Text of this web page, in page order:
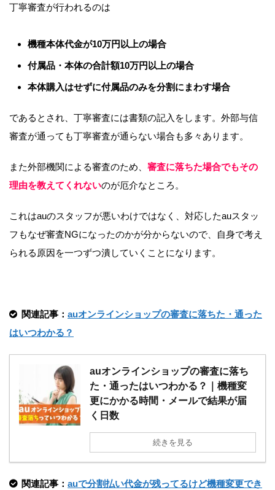
丁寧審査が行われるのは
機種本体代金が10万円以上の場合
付属品・本体の合計額10万円以上の場合
本体購入はせずに付属品のみを分割にまわす場合
であるとされ、丁寧審査には書類の記入をします。外部与信
審査が通っても丁寧審査が通らない場合も多々あります。
また外部機関による審査のため、 審査に落ちた場合でもその
理由を教えてくれないのが厄介なところ。
これはauのスタッフが悪いわけではなく、対応したauスタッ
フもなぜ審査NGになったのかが分からないので、自身で考え
られる原因を一つずつ潰していくことになります。
関連記事： auオンラインショップの審査に落ちた・通った
はいつわかる？
auオンラインショップの審査に落ち
た・通ったはいつわかる？｜機種変
更にかかる時間・メールで結果が届
く日数
続きを見る
関連記事： auで分割払い代金が残ってるけど機種変更でき